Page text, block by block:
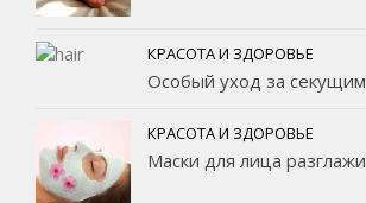
КРАСОТА И ЗДОРОВЬЕ
Особый уход за
КРАСОТА И ЗДОРОВЬЕ
Маски для лица